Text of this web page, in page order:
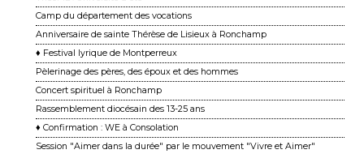
Camp du département des vocations
Anniversaire de sainte Thérèse de Lisieux à Ronchamp
♦ Festival lyrique de Montperreux
Pèlerinage des pères, des époux et des hommes
Concert spirituel à Ronchamp
Rassemblement diocésain des 13-25 ans
♦ Confirmation : WE à Consolation
Session "Aimer dans la durée" par le mouvement "Vivre et Aimer"